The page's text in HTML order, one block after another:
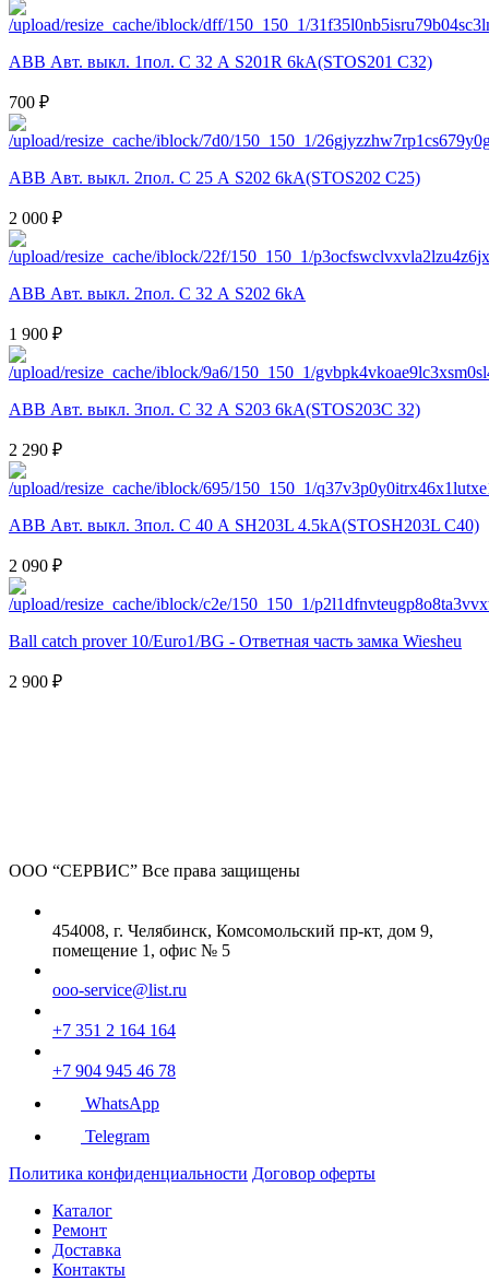
ABB Авт. выкл. 1пол. С 32 А S201R 6kA(STOS201 C32)
700 ₽
ABB Авт. выкл. 2пол. С 25 А S202 6kA(STOS202 C25)
2 000 ₽
ABB Авт. выкл. 2пол. С 32 А S202 6kA
1 900 ₽
ABB Авт. выкл. 3пол. С 32 А S203 6kA(STOS203C 32)
2 290 ₽
ABB Авт. выкл. 3пол. С 40 А SH203L 4.5kA(STOSH203L C40)
2 090 ₽
Ball catch prover 10/Euro1/BG - Ответная часть замка Wiesheu
2 900 ₽
ООО “СЕРВИС” Все права защищены
454008, г. Челябинск, Комсомольский пр-кт, дом 9,
помещение 1, офис № 5
ooo-service@list.ru
+7 351 2 164 164
+7 904 945 46 78
WhatsApp
Telegram
Политика конфиденциальности Договор оферты
Каталог
Ремонт
Доставка
Контакты